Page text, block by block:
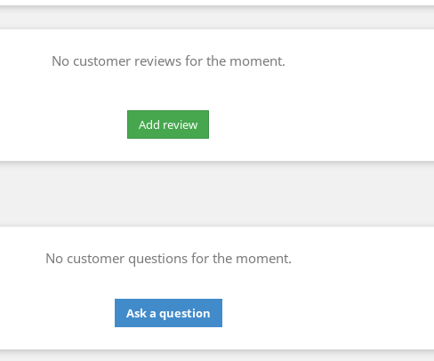
No customer reviews for the moment.
No customer questions for the moment.
Ask a question